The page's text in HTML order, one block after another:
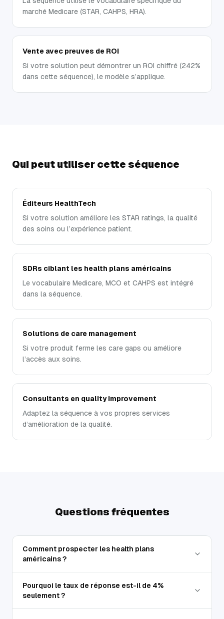
marché Medicare (STAR, CAHPS, HRA).
Vente avec preuves de ROI
Si votre solution peut démontrer un ROI chiffré (242%
dans cette séquence), le modèle s’applique.
Qui peut utiliser cette séquence
Éditeurs HealthTech
Si votre solution améliore les STAR ratings, la qualité
des soins ou l’expérience patient.
SDRs ciblant les health plans américains
Le vocabulaire Medicare, MCO et CAHPS est intégré
dans la séquence.
Solutions de care management
Si votre produit ferme les care gaps ou améliore
l’accès aux soins.
Consultants en quality improvement
Adaptez la séquence à vos propres services
d’amélioration de la qualité.
Questions fréquentes
Comment prospecter les health plans
américains ?
Pourquoi le taux de réponse est-il de 4%
seulement ?